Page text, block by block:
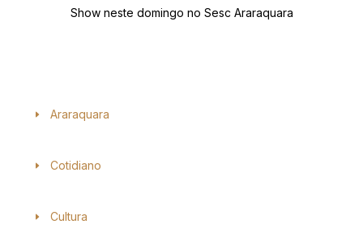
Show neste domingo no Sesc Araraquara
Araraquara
Cotidiano
Cultura